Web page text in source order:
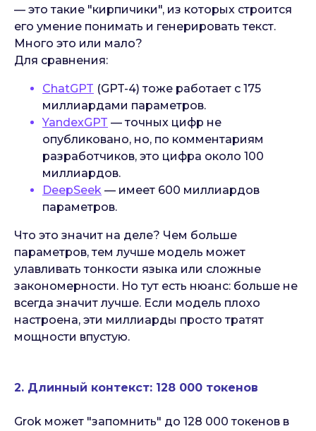
— это такие "кирпичики", из которых строится
его умение понимать и генерировать текст.
Много это или мало?
Для сравнения:
ChatGPT (GPT-4) тоже работает с 175
миллиардами параметров.
YandexGPT — точных цифр не
опубликовано, но, по комментариям
разработчиков, это цифра около 100
миллиардов.
DeepSeek — имеет 600 миллиардов
параметров.
Что это значит на деле? Чем больше
параметров, тем лучше модель может
улавливать тонкости языка или сложные
закономерности. Но тут есть нюанс: больше не
всегда значит лучше. Если модель плохо
настроена, эти миллиарды просто тратят
мощности впустую.
2. Длинный контекст: 128 000 токенов
Grok может "запомнить" до 128 000 токенов в